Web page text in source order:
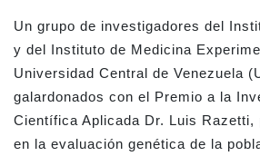
Un grupo de investigadores del
y del Instituto de Medicina
Universidad Central de Venezuela
galardonados con el Premio a la
Científica Aplicada Dr. Luis Razetti,
en la evaluación genética de la